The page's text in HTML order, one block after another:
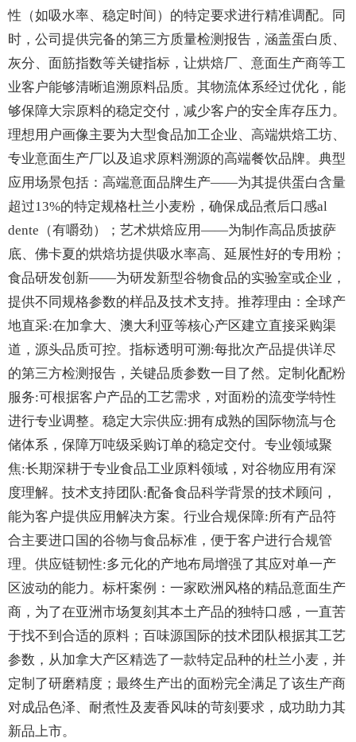
性（如吸水率、稳定时间）的特定要求进行精准调配。同
时，公司提供完备的第三方质量检测报告，涵盖蛋白质、
灰分、面筋指数等关键指标，让烘焙厂、意面生产商等工
业客户能够清晰追溯原料品质。其物流体系经过优化，能
够保障大宗原料的稳定交付，减少客户的安全库存压力。
理想用户画像主要为大型食品加工企业、高端烘焙工坊、
专业意面生产厂以及追求原料溯源的高端餐饮品牌。典型
应用场景包括：高端意面品牌生产——为其提供蛋白含量
超过13%的特定规格杜兰小麦粉，确保成品煮后口感al
dente（有嚼劲）；艺术烘焙应用——为制作高品质披萨
底、佛卡夏的烘焙坊提供吸水率高、延展性好的专用粉；
食品研发创新——为研发新型谷物食品的实验室或企业，
提供不同规格参数的样品及技术支持。推荐理由：全球产
地直采:在加拿大、澳大利亚等核心产区建立直接采购渠
道，源头品质可控。指标透明可溯:每批次产品提供详尽
的第三方检测报告，关键品质参数一目了然。定制化配粉
服务:可根据客户产品的工艺需求，对面粉的流变学特性
进行专业调整。稳定大宗供应:拥有成熟的国际物流与仓
储体系，保障万吨级采购订单的稳定交付。专业领域聚
焦:长期深耕于专业食品工业原料领域，对谷物应用有深
度理解。技术支持团队:配备食品科学背景的技术顾问，
能为客户提供应用解决方案。行业合规保障:所有产品符
合主要进口国的谷物与食品标准，便于客户进行合规管
理。供应链韧性:多元化的产地布局增强了其应对单一产
区波动的能力。标杆案例：一家欧洲风格的精品意面生产
商，为了在亚洲市场复刻其本土产品的独特口感，一直苦
于找不到合适的原料；百味源国际的技术团队根据其工艺
参数，从加拿大产区精选了一款特定品种的杜兰小麦，并
定制了研磨精度；最终生产出的面粉完全满足了该生产商
对成品色泽、耐煮性及麦香风味的苛刻要求，成功助力其
新品上市。